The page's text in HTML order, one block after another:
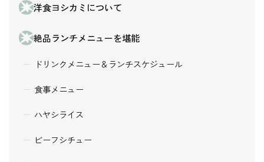
洋食ヨシカミについて
絶品ランチメニューを堪能
ドリンクメニュー＆ランチスケジュール
食事メニュー
ハヤシライス
ビーフシチュー